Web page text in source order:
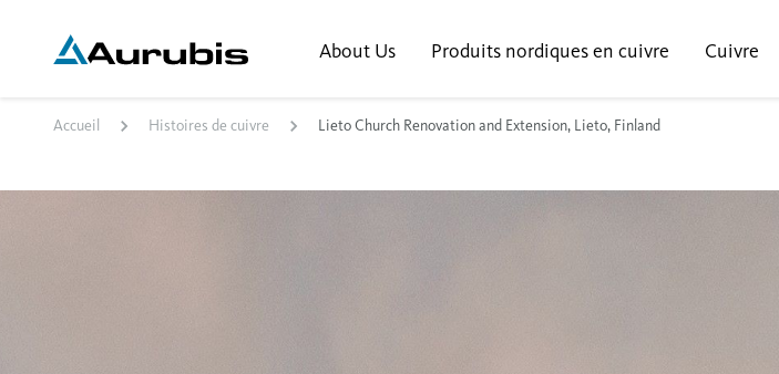
About Us Produits nordiques en cuivre Cuivre
Accueil Histoires de cuivre Lieto Church Renovation and Extension, Lieto, Finland